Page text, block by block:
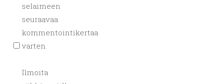
selaimeen
seuraavaa
kommentointikertaa
varten.
Ilmoita